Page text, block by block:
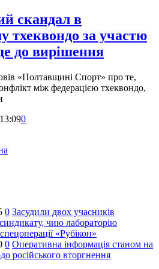
скандал в
тхеквондо за участю
до вирішення
«Полтавщині Спорт» про те,
між федерацією тхеквондо,
0
0 Засудили двох учасників
чию лабораторію
«Рубікон»
0 Оперативна інформація станом на
російського вторгнення